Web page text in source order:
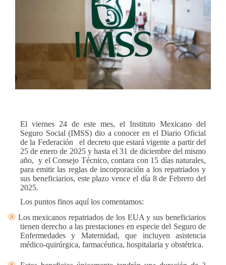
El viernes 24 de este mes, el Instituto Mexicano del
Seguro Social (IMSS) dio a conocer en el Diario Oficial
de la Federación
el decreto que estará vigente a partir del
25 de enero de 2025 y hasta el 31 de diciembre del mismo
año, y el Consejo Técnico, contara con 15 días naturales,
para emitir las reglas de incorporación a los repatriados y
sus beneficiarios, este plazo vence el día 8 de Febrero del
2025.
Los puntos finos aquí los comentamos:
® Los mexicanos repatriados de los EUA y sus beneficiarios
tienen derecho a las prestaciones en especie del Seguro de
Enfermedades y Maternidad, que incluyen asistencia
médico-quirúrgica, farmacéutica, hospitalaria y obstétrica.